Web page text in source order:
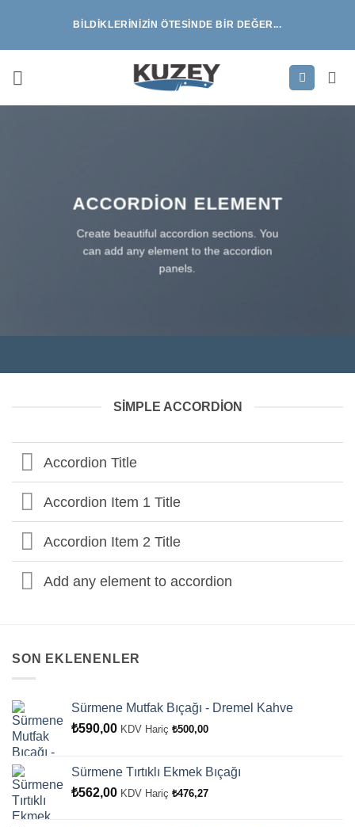
BILDIKLERINIZIN ÖTESINDE BIR DEĞER...
ACCORDION ELEMENT
Create beautiful accordion sections. You
can add any element to the accordion
panels.
SIMPLE ACCORDION
Accordion Title
Accordion Item 1 Title
Accordion Item 2 Title
Add any element to accordion
SON EKLENENLER
Sürmene Mutfak Bıçağı - Dremel Kahve
₺590,00 KDV Hariç ₺500,00
Sürmene Tırtıklı Ekmek Bıçağı
₺562,00 KDV Hariç ₺476,27